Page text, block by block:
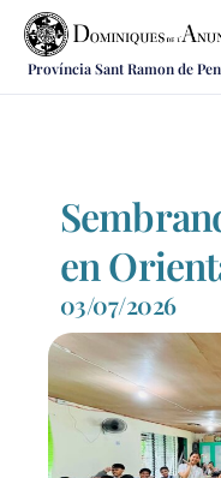
Província Sant Ramon de
Qui som
Vocacions
Notícies
Recursos
Contacte
en
03/07/2026